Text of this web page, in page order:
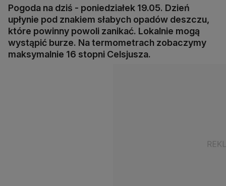
Pogoda na dziś - poniedziałek 19.05. Dzień
upłynie pod znakiem słabych opadów deszczu,
które powinny powoli zanikać. Lokalnie mogą
wystąpić burze. Na termometrach zobaczymy
maksymalnie 16 stopni Celsjusza.